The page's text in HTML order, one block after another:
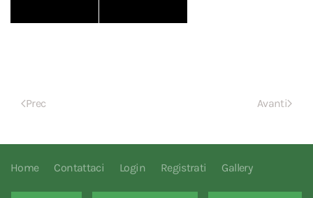
Prec Avanti
Home Contattaci Login Registrati Gallery